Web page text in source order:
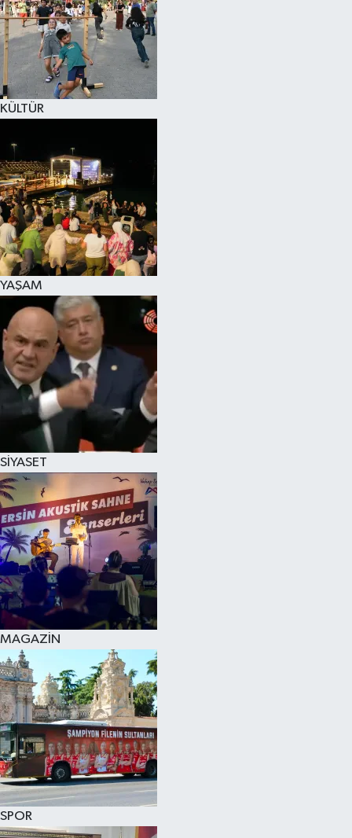
KÜLTÜR
YAŞAM
SİYASET
MAGAZİN
SPOR
SPOR
KÜLTÜR SANAT
FRAGMANLAR